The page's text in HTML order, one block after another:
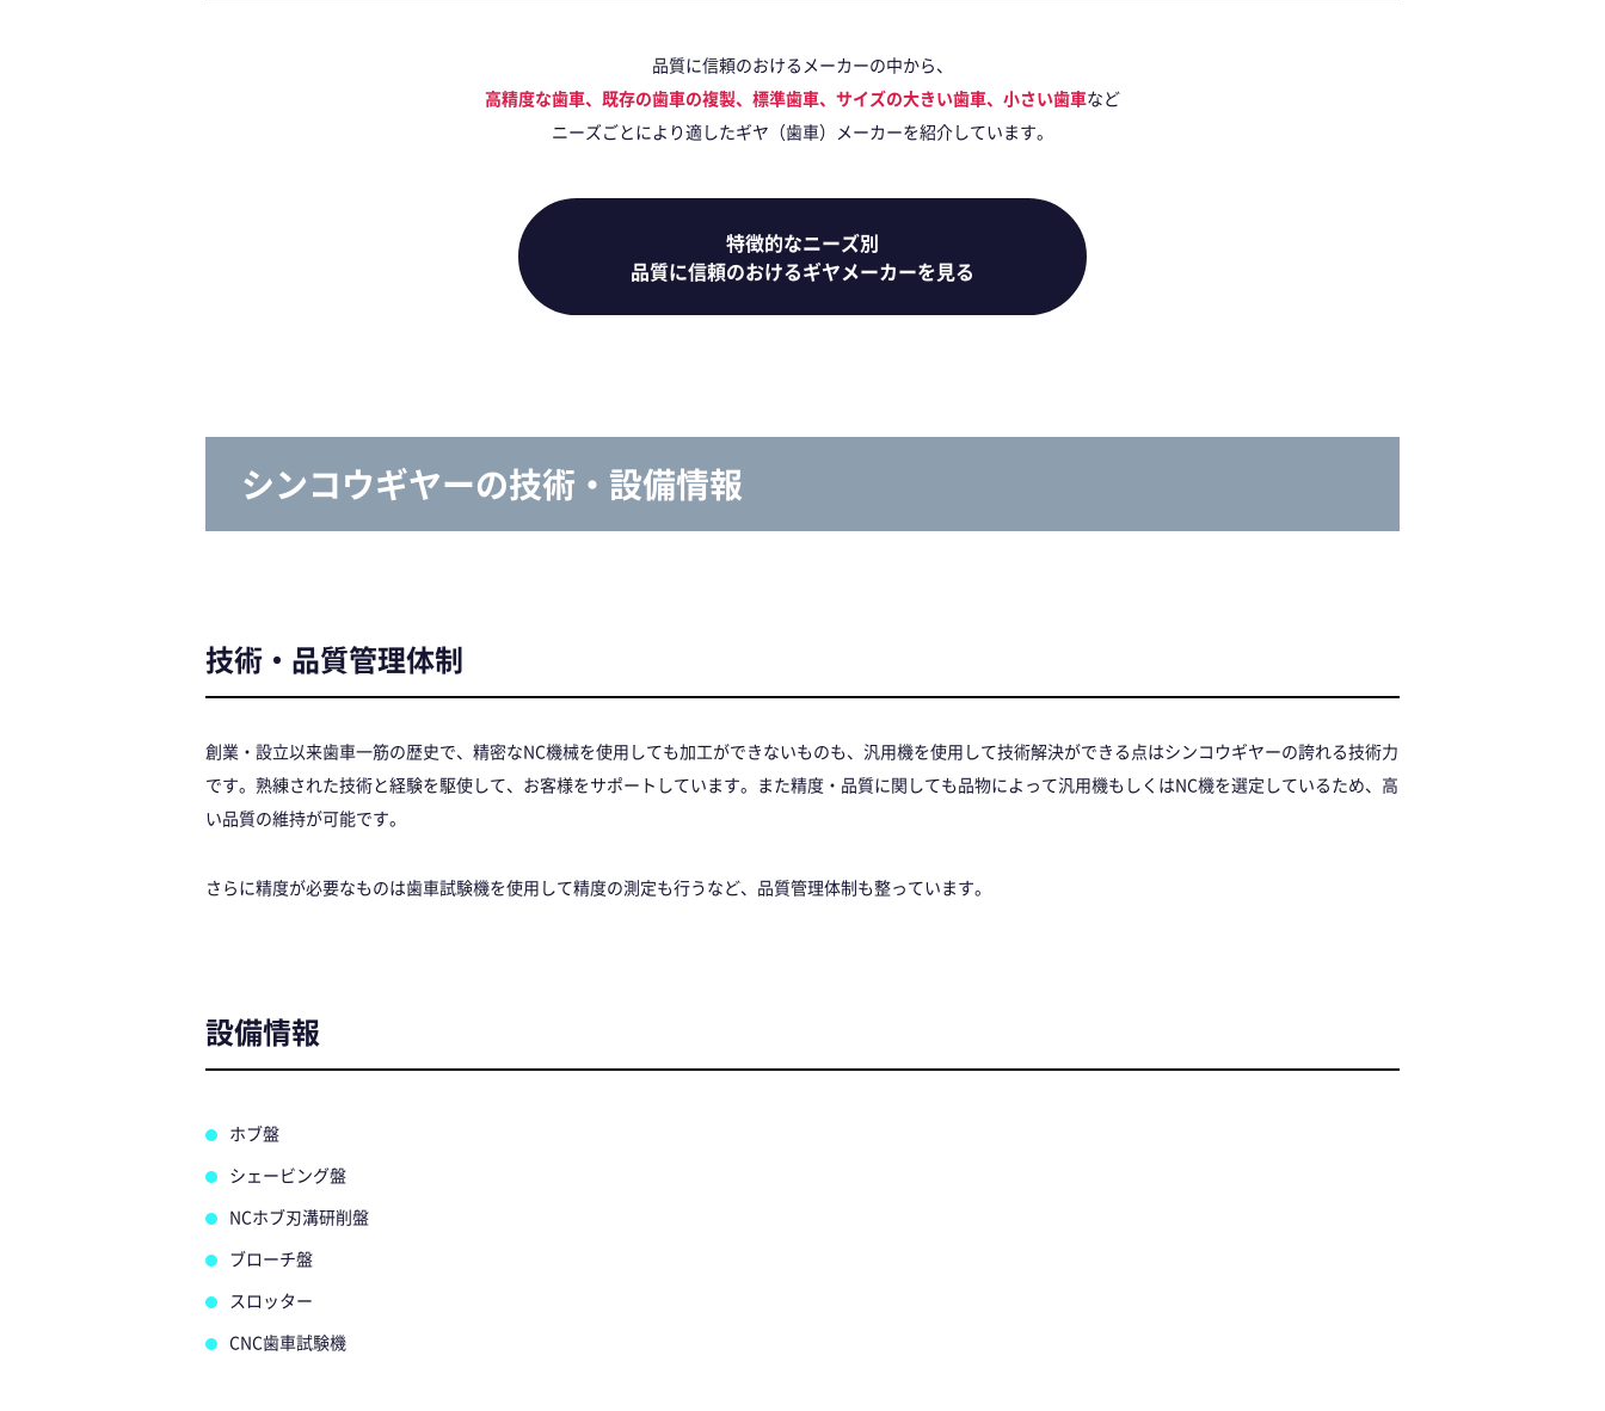
品質に信頼のおけるメーカーの中から、
高精度な歯車、既存の歯車の複製、標準歯車、サイズの大きい歯車、小さい歯車など
ニーズごとにより適したギヤ（歯車）メーカーを紹介しています。
特徴的なニーズ別
品質に信頼のおけるギヤメーカーを見る
シンコウギヤーの技術・設備情報
技術・品質管理体制
創業・設立以来歯車一筋の歴史で、精密なNC機械を使用しても加工ができないものも、汎用機を使用して技術解決ができる点はシンコウギヤーの誇れる技術力
です。熟練された技術と経験を駆使して、お客様をサポートしています。また精度・品質に関しても品物によって汎用機もしくはNC機を選定しているため、高
い品質の維持が可能です。
さらに精度が必要なものは歯車試験機を使用して精度の測定も行うなど、品質管理体制も整っています。
設備情報
ホブ盤
シェービング盤
NCホブ刃溝研削盤
ブローチ盤
スロッター
CNC歯車試験機